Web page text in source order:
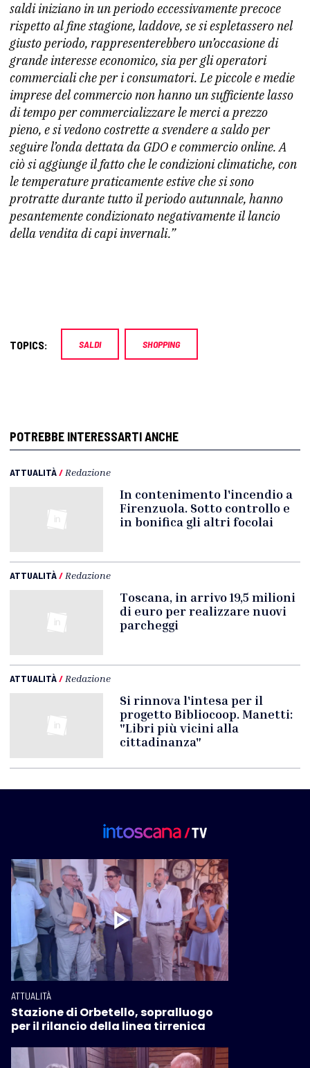
saldi iniziano in un periodo eccessivamente precoce
rispetto al fine stagione, laddove, se si espletassero nel
giusto periodo, rappresenterebbero un’occasione di
grande interesse economico, sia per gli operatori
commerciali che per i consumatori. Le piccole e medie
imprese del commercio non hanno un sufficiente lasso
di tempo per commercializzare le merci a prezzo
pieno, e si vedono costrette a svendere a saldo per
seguire l’onda dettata da GDO e commercio online. A
ciò si aggiunge il fatto che le condizioni climatiche, con
le temperature praticamente estive che si sono
protratte durante tutto il periodo autunnale, hanno
pesantemente condizionato negativamente il lancio
della vendita di capi invernali.”
TOPICS: SALDI SHOPPING
POTREBBE INTERESSARTI ANCHE
ATTUALITÀ/ Redazione
In contenimento l'incendio a
Firenzuola. Sotto controllo e
in bonifica gli altri focolai
ATTUALITÀ/ Redazione
Toscana, in arrivo 19,5 milioni
di euro per realizzare nuovi
parcheggi
ATTUALITÀ/ Redazione
Si rinnova l'intesa per il
progetto Bibliocoop. Manetti:
"Libri più vicini alla
cittadinanza"
ATTUALITÀ
Stazione di Orbetello, sopralluogo
per il rilancio della linea tirrenica